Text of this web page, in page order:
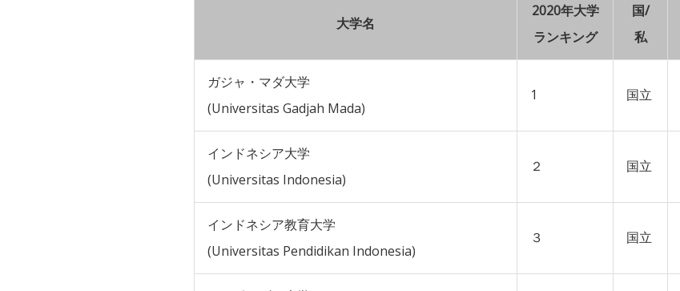
大学名
2020年大学
ランキング
国/
私
ガジャ・マダ大学
(Universitas Gadjah Mada)
1 国立
インドネシア大学
(Universitas Indonesia)
２ 国立
インドネシア教育大学
(Universitas Pendidikan Indonesia)
３ 国立